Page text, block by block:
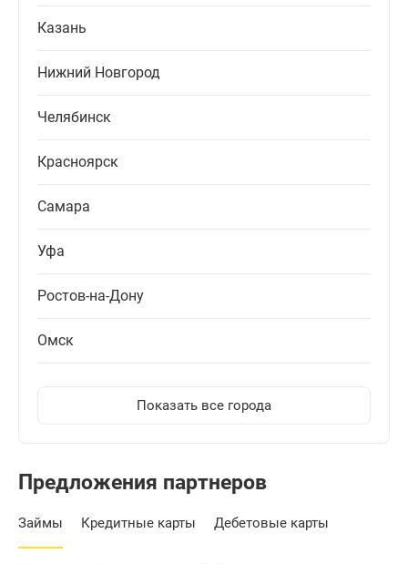
Казань
Нижний Новгород
Челябинск
Красноярск
Самара
Уфа
Ростов-на-Дону
Омск
Показать все города
Предложения партнеров
Займы Кредитные карты Дебетовые карты